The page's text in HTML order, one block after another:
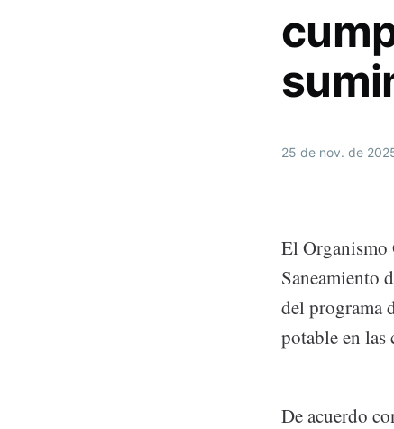
25 de nov. de
El Organismo
Saneamiento
del programa
potable en las
De acuerdo